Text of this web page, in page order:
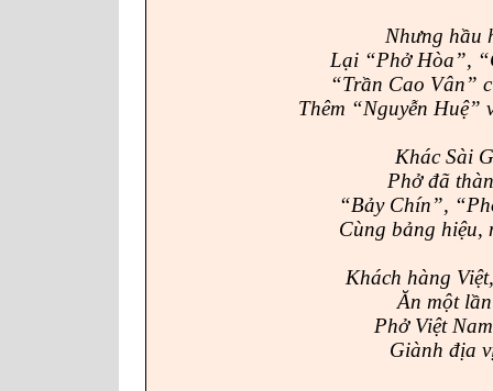
Nhưng hầu
Lại “Phở Hòa”,
“Trần Cao Vân”
Thêm “Nguyễn
Khác Sài
Phở đã
“Bảy Chín”,
Cùng bảng hiệu,
Khách hàng
Ăn một
Phở Việt
Giành địa